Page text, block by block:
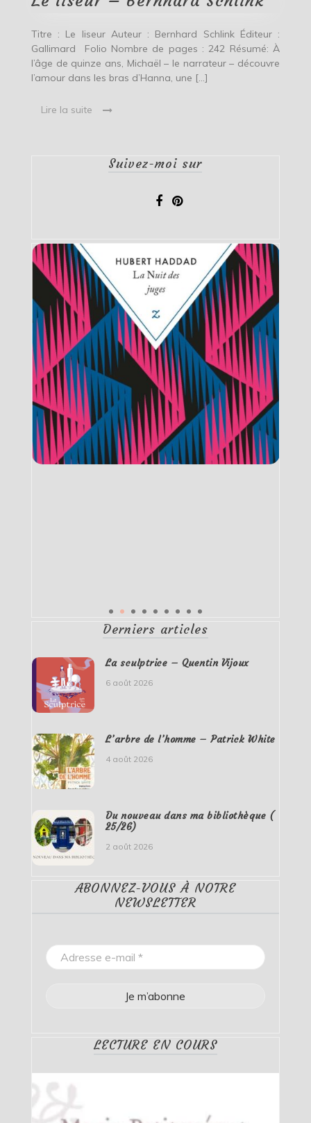
Titre : Le liseur Auteur : Bernhard Schlink Éditeur :
Gallimard Folio Nombre de pages : 242 Résumé: À
l’âge de quinze ans, Michaël – le narrateur – découvre
l’amour dans les bras d’Hanna, une […]
Lire la suite
Suivez-moi sur
Derniers articles
La sculptrice – Quentin Vijoux
6 août 2026
L’arbre de l’homme – Patrick White
4 août 2026
Du nouveau dans ma bibliothèque (
25/26)
2 août 2026
ABONNEZ-VOUS À NOTRE
NEWSLETTER
LECTURE EN COURS